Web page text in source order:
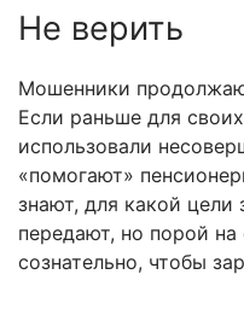
Не верить
Мошенники
Если раньше для
использовали
«помогают»
знают, для какой цели
передают, но порой
сознательно, чтобы